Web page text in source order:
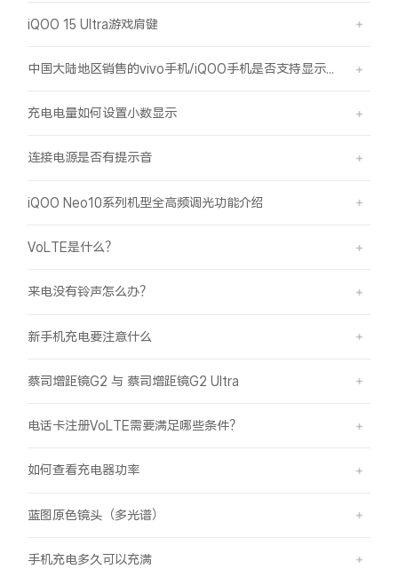
iQOO 15 Ultra游戏肩键
充电电量如何设置小数显示
连接电源是否有提示音
iQOO Neo10系列机型全高频调光功能介绍
VoLTE是什么？
来电没有铃声怎么办？
新手机充电要注意什么
蔡司增距镜G2 与 蔡司增距镜G2 Ultra
电话卡注册VoLTE需要满足哪些条件？
如何查看充电器功率
蓝图原色镜头（多光谱）
手机充电多久可以充满